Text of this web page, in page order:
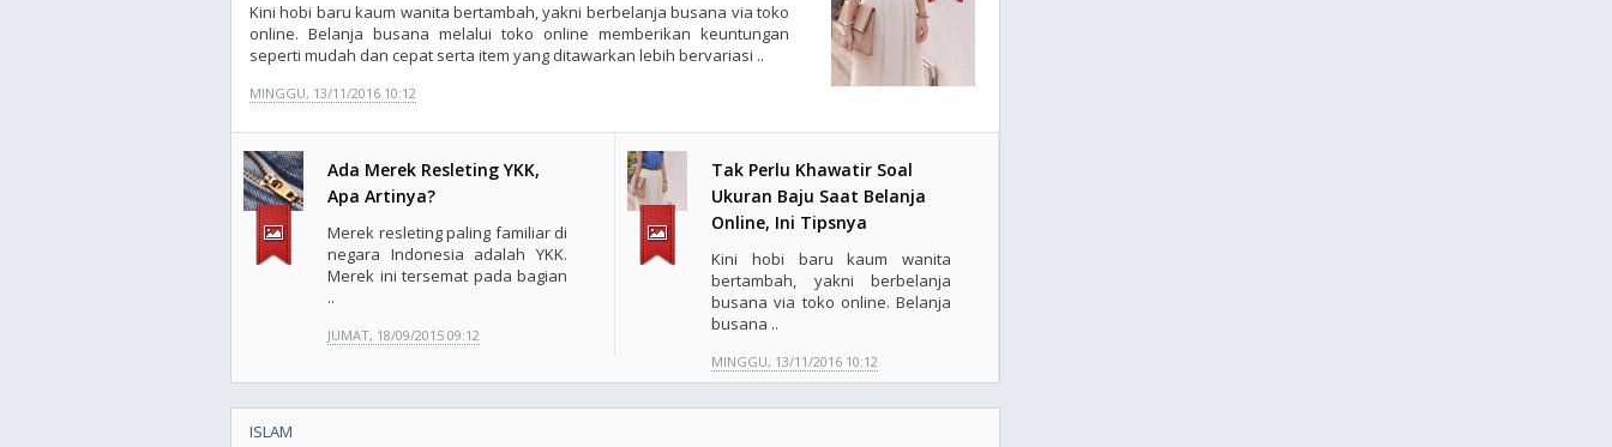
Kini hobi baru kaum wanita bertambah, yakni berbelanja busana via toko
online. Belanja busana melalui toko online memberikan keuntungan
seperti mudah dan cepat serta item yang ditawarkan lebih bervariasi ..
MINGGU, 13/11/2016 10:12
Ada Merek Resleting YKK,
Apa Artinya?
Merek resleting paling familiar di
negara Indonesia adalah YKK.
Merek ini tersemat pada bagian
..
JUMAT, 18/09/2015 09:12
Tak Perlu Khawatir Soal
Ukuran Baju Saat Belanja
Online, Ini Tipsnya
Kini hobi baru kaum wanita
bertambah, yakni berbelanja
busana via toko online. Belanja
busana ..
MINGGU, 13/11/2016 10:12
ISLAM